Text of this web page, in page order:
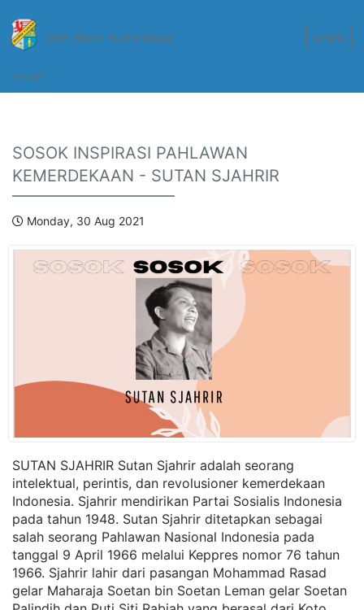
SMP Mardi Yuana Bogor SPMB
HOME
SOSOK INSPIRASI PAHLAWAN
KEMERDEKAAN - SUTAN SJAHRIR
Monday, 30 Aug 2021
SUTAN SJAHRIR Sutan Sjahrir adalah seorang
intelektual, perintis, dan revolusioner kemerdekaan
Indonesia. Sjahrir mendirikan Partai Sosialis Indonesia
pada tahun 1948. Sutan Sjahrir ditetapkan sebagai
salah seorang Pahlawan Nasional Indonesia pada
tanggal 9 April 1966 melalui Keppres nomor 76 tahun
1966. Sjahrir lahir dari pasangan Mohammad Rasad
gelar Maharaja Soetan bin Soetan Leman gelar Soetan